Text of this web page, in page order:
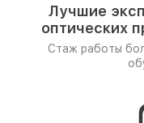
Лучшие
оптических
Стаж работы